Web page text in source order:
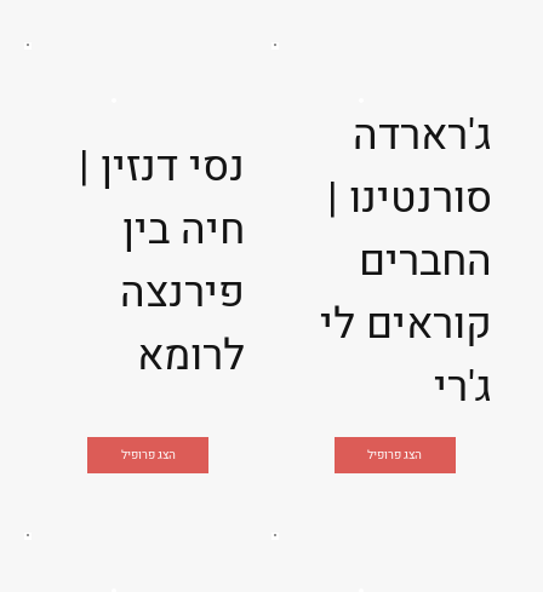
נסי דנזין |
חיה בין
פירנצה
לרומא
הצג פרופיל
ג'רארדה
סורנטינו |
החברים
קוראים לי
ג'רי
הצג פרופיל